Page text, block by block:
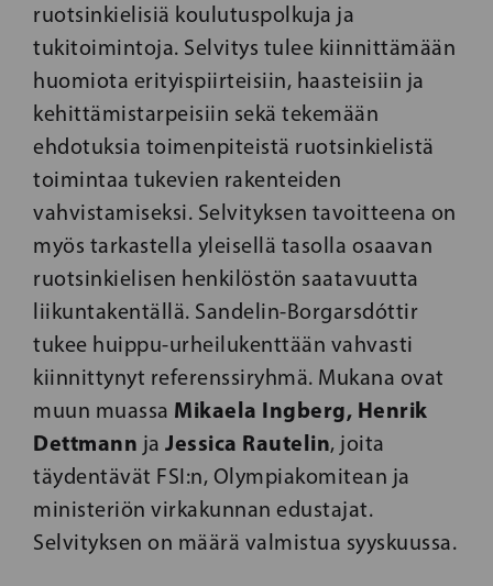
ruotsinkielisiä koulutuspolkuja ja
tukitoimintoja. Selvitys tulee kiinnittämään
huomiota erityispiirteisiin, haasteisiin ja
kehittämistarpeisiin sekä tekemään
ehdotuksia toimenpiteistä ruotsinkielistä
toimintaa tukevien rakenteiden
vahvistamiseksi. Selvityksen tavoitteena on
myös tarkastella yleisellä tasolla osaavan
ruotsinkielisen henkilöstön saatavuutta
liikuntakentällä. Sandelin-Borgarsdóttir
tukee huippu-urheilukenttään vahvasti
kiinnittynyt referenssiryhmä. Mukana ovat
muun muassa Mikaela Ingberg, Henrik
Dettmann ja Jessica Rautelin, joita
täydentävät FSI:n, Olympiakomitean ja
ministeriön virkakunnan edustajat.
Selvityksen on määrä valmistua syyskuussa.